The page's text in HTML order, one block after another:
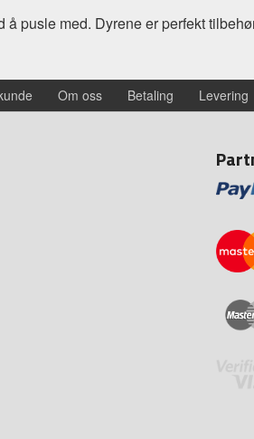
pusle med. Dyrene er perfekt
Om oss Betaling Levering